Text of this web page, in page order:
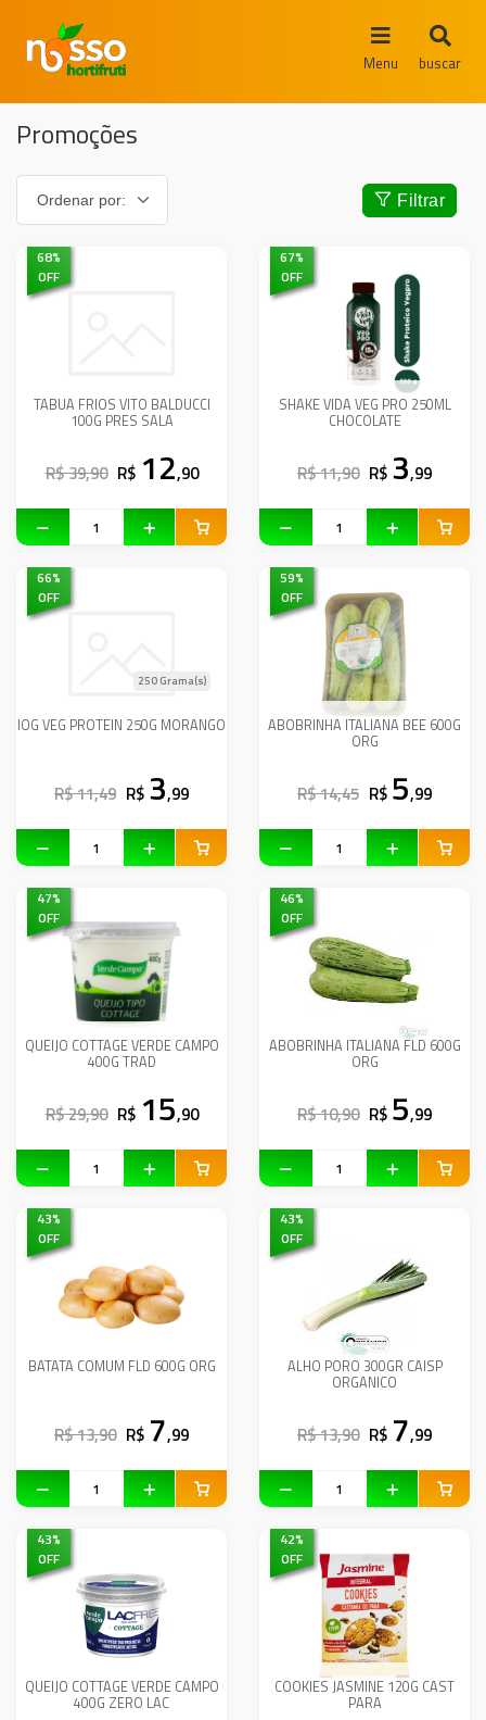
Menu buscar
Promoções
Filtrar
68%
OFF
TABUA FRIOS VITO BALDUCCI
100G PRES SALA
R$ 39,90 R$ 12,90
67%
OFF
SHAKE VIDA VEG PRO 250ML
CHOCOLATE
R$ 11,90 R$ 3,99
66%
OFF
IOG VEG PROTEIN 250G MORANGO
250 Grama(s)
R$ 11,49 R$ 3,99
59%
OFF
ABOBRINHA ITALIANA BEE 600G
ORG
R$ 14,45 R$ 5,99
47%
OFF
QUEIJO COTTAGE VERDE CAMPO
400G TRAD
R$ 29,90 R$ 15,90
46%
OFF
ABOBRINHA ITALIANA FLD 600G
ORG
R$ 10,90 R$ 5,99
43%
OFF
BATATA COMUM FLD 600G ORG
R$ 13,90 R$ 7,99
43%
OFF
ALHO PORO 300GR CAISP
ORGANICO
R$ 13,90 R$ 7,99
43%
OFF
QUEIJO COTTAGE VERDE CAMPO
400G ZERO LAC
42%
OFF
COOKIES JASMINE 120G CAST
PARA